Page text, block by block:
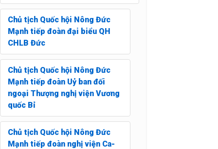
Chủ tịch Quốc hội Nông Đức
Mạnh tiếp đoàn đại biểu QH
CHLB Đức
Chủ tịch Quốc hội Nông Đức
Mạnh tiếp đoàn Uỷ ban đối
ngoại Thượng nghị viện Vương
quốc Bỉ
Chủ tịch Quốc hội Nông Đức
Mạnh tiếp đoàn nghị viện Ca-